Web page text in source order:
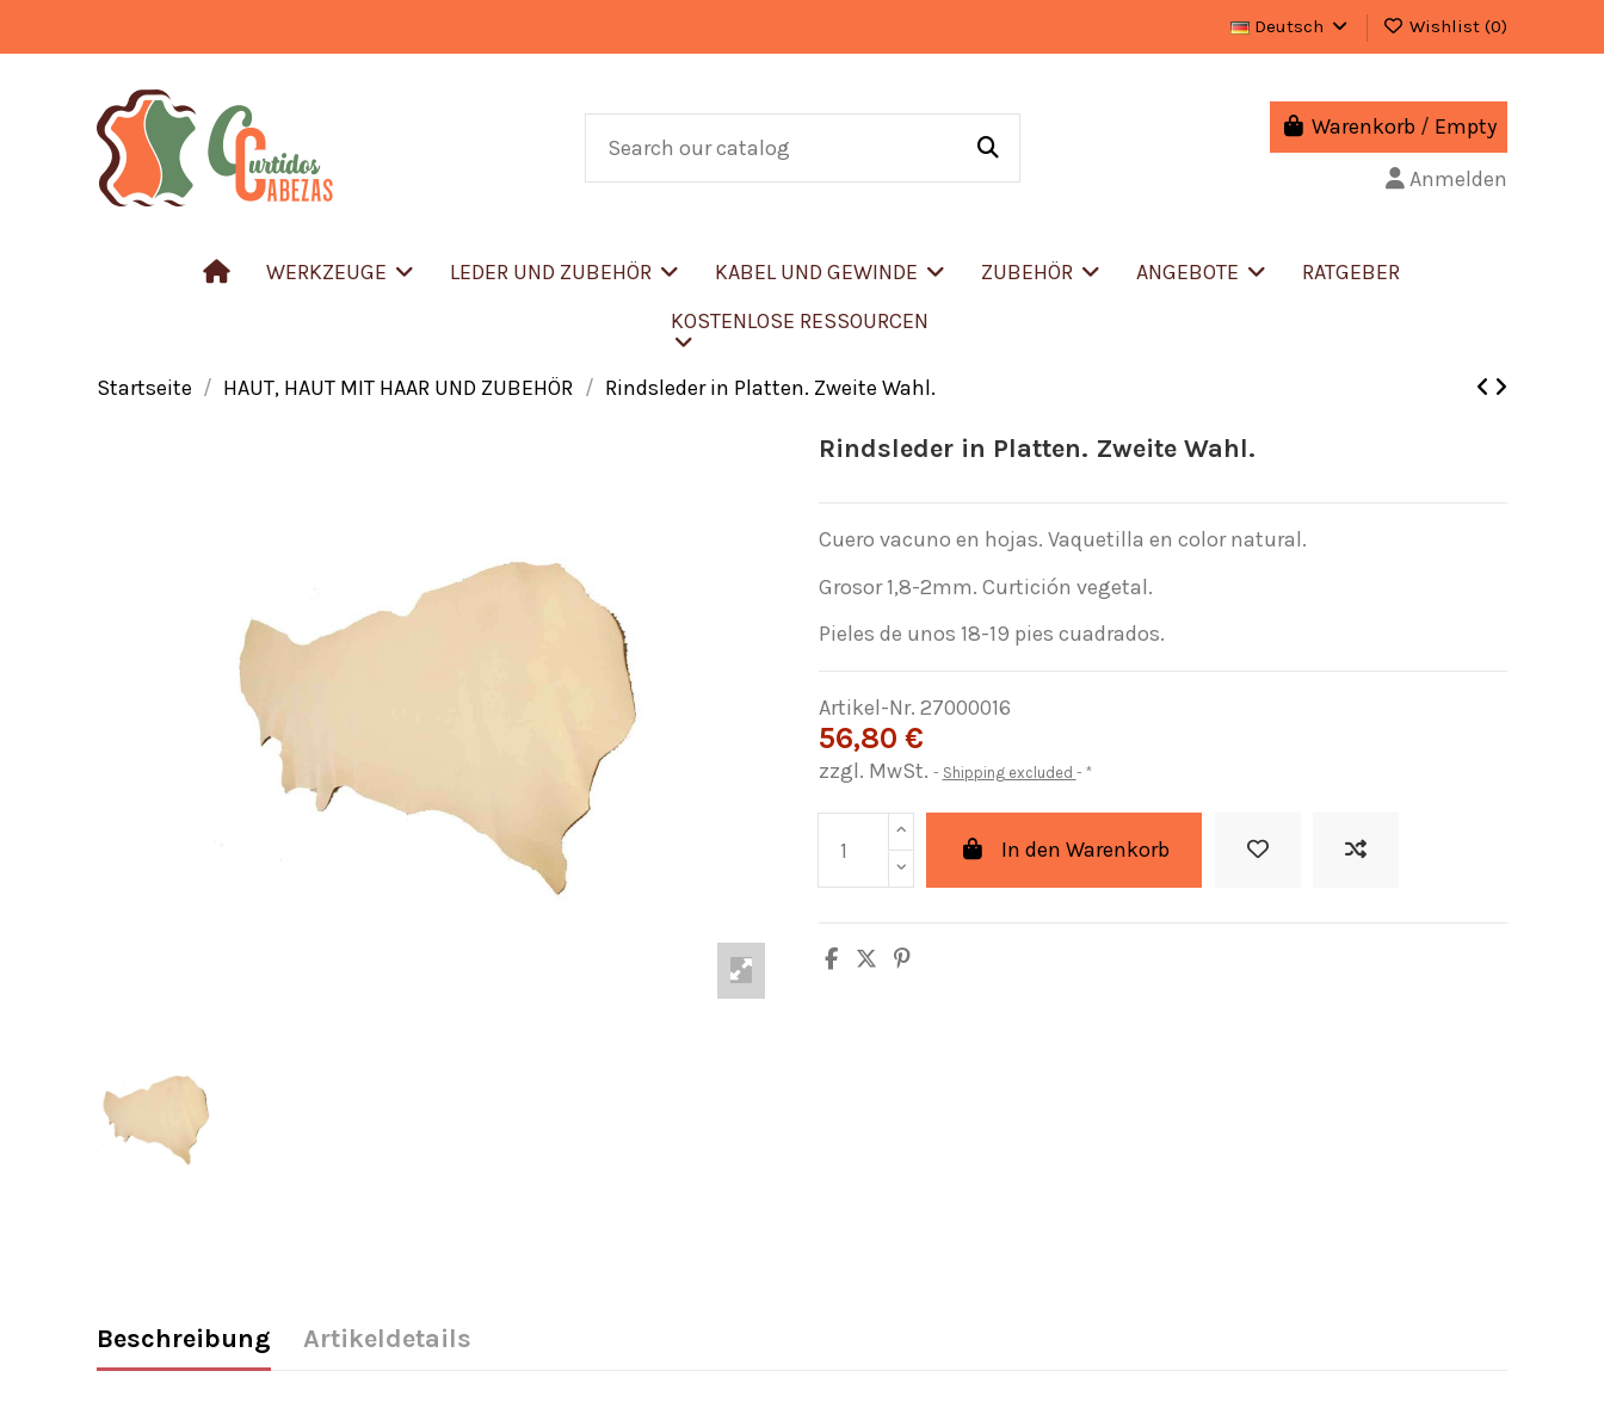
Deutsch Wishlist (0)
Warenkorb / Empty
Anmelden
WERKZEUGE LEDER UND ZUBEHÖR KABEL UND GEWINDE ZUBEHÖR ANGEBOTE
RATGEBER
KOSTENLOSE RESSOURCEN
Startseite HAUT, HAUT MIT HAAR UND ZUBEHÖR Rindsleder in Platten. Zweite Wahl.
Rindsleder in Platten. Zweite Wahl.
Cuero vacuno en hojas. Vaquetilla en color natural.
Grosor 1,8-2mm. Curtición vegetal.
Pieles de unos 18-19 pies cuadrados.
Artikel-Nr. 27000016
56,80 €
zzgl. MwSt. Shipping excluded *
In den Warenkorb
Beschreibung Artikeldetails